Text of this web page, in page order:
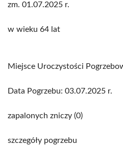
zm. 01.07.2025 r.
w wieku 64 lat
Miejsce Uroczystości
Data Pogrzebu: 03.07.2025 r.
zapalonych zniczy (0)
szczegóły pogrzebu